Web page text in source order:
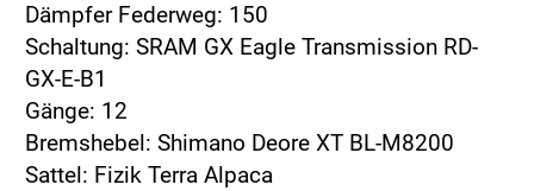
Dämpfer Federweg: 150
Schaltung: SRAM GX Eagle Transmission RD-
GX-E-B1
Gänge: 12
Bremshebel: Shimano Deore XT BL-M8200
Sattel: Fizik Terra Alpaca